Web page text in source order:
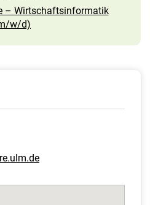
– Wirtschaftsinformatik
w/d)